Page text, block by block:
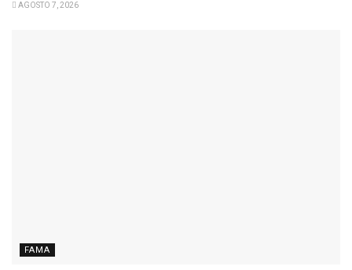
AGOSTO 7, 2026
FAMA